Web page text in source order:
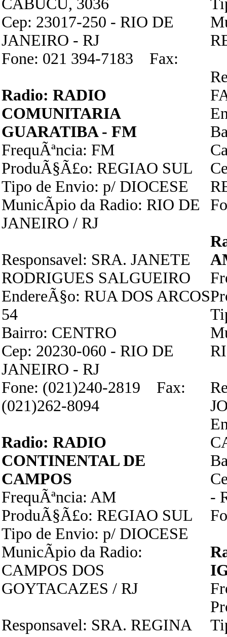
CABUCU, 3036
Cep: 23017-250 - RIO DE
JANEIRO - RJ
Fone: 021 394-7183 Fax:
Radio: RADIO
COMUNITARIA
GUARATIBA - FM
FrequÃªncia: FM
ProduÃ§Ã£o: REGIAO SUL
Tipo de Envio: p/ DIOCESE
MunicÃ­pio da Radio: RIO DE
JANEIRO / RJ
Responsavel: SRA. JANETE
RODRIGUES SALGUEIRO
EndereÃ§o: RUA DOS ARCOS
54
Bairro: CENTRO
Cep: 20230-060 - RIO DE
JANEIRO - RJ
Fone: (021)240-2819 Fax:
(021)262-8094
Radio: RADIO
CONTINENTAL DE
CAMPOS
FrequÃªncia: AM
ProduÃ§Ã£o: REGIAO SUL
Tipo de Envio: p/ DIOCESE
MunicÃ­pio da Radio:
CAMPOS DOS
GOYTACAZES / RJ
Responsavel: SRA. REGINA
-